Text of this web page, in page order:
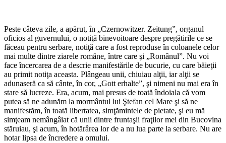
Peste câteva zile, a apărut, în „Czernowitzer. Zeitung”, organul
oficios al guvernului, o notiţă binevoitoare despre pregătirile ce se
făceau pentru serbare, notiţă care a fost reproduse în coloanele celor
mai multe dintre ziarele române, între care şi „Românul”. Nu voi
face încercarea de a descrie manifestările de bucurie, cu care băieţii
au primit notiţa aceasta. Plângeau unii, chiuiau alţii, iar alţii se
adunaseră ca să cânte, în cor, „Gott erhalte”, şi nimeni nu mai era în
stare să lucreze. Era, acum, mai presus de toată îndoiala că vom
putea să ne adunăm la mormântul lui Ştefan cel Mare şi să ne
manifestăm, în toată libertatea, simţămintele de pietate, şi eu mă
simţeam nemângâiat că unii dintre fruntaşii fraţilor mei din Bucovina
stăruiau, şi acum, în hotărârea lor de a nu lua parte la serbare. Nu are
hotar lipsa de încredere a omului.